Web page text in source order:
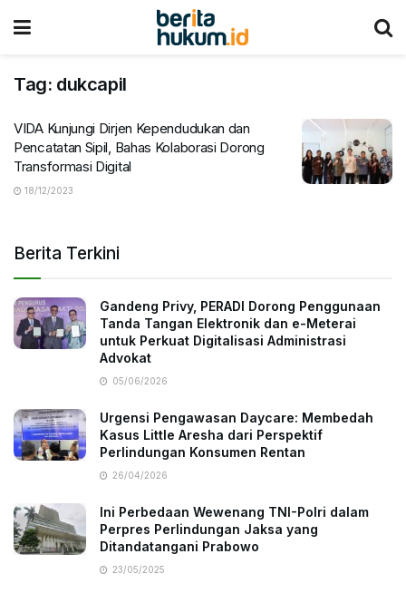
Tag: dukcapil
VIDA Kunjungi Dirjen Kependudukan dan
Pencatatan Sipil, Bahas Kolaborasi Dorong
Transformasi Digital
18/12/2023
Berita Terkini
Gandeng Privy, PERADI Dorong Penggunaan
Tanda Tangan Elektronik dan e-Meterai
untuk Perkuat Digitalisasi Administrasi
Advokat
05/06/2026
Urgensi Pengawasan Daycare: Membedah
Kasus Little Aresha dari Perspektif
Perlindungan Konsumen Rentan
26/04/2026
Ini Perbedaan Wewenang TNI-Polri dalam
Perpres Perlindungan Jaksa yang
Ditandatangani Prabowo
23/05/2025